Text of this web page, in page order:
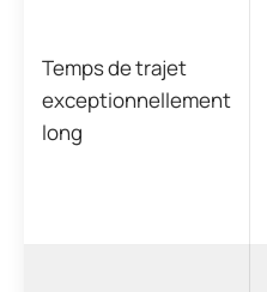
Temps de trajet
exceptionnellement
long